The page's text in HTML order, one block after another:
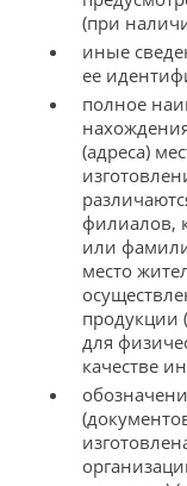
(при
иные
ее
полное
(адреса)
филиалов,
или
место
продукции
для
качестве